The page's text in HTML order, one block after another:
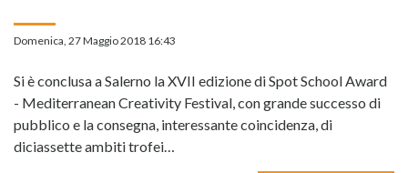
Domenica, 27 Maggio 2018 16:43
Si è conclusa a Salerno la XVII edizione di Spot School Award
- Mediterranean Creativity Festival, con grande successo di
pubblico e la consegna, interessante coincidenza, di
diciassette ambiti trofei…